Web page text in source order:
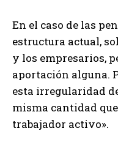
En el caso de las
estructura actual,
y los empresarios,
aportación alguna.
esta irregularidad
misma cantidad
trabajador activo».